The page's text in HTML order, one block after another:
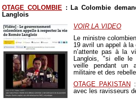
OTAGE COLOMBIE: La Colombie
Langlois
VOIR LA VIDEO
Le ministre
19 avril un appel à la
n’attente pas à la
Langlois, "si elle le
veille pendant un
militaire et des
OTAGE PAKISTAN
avec les ravisseurs